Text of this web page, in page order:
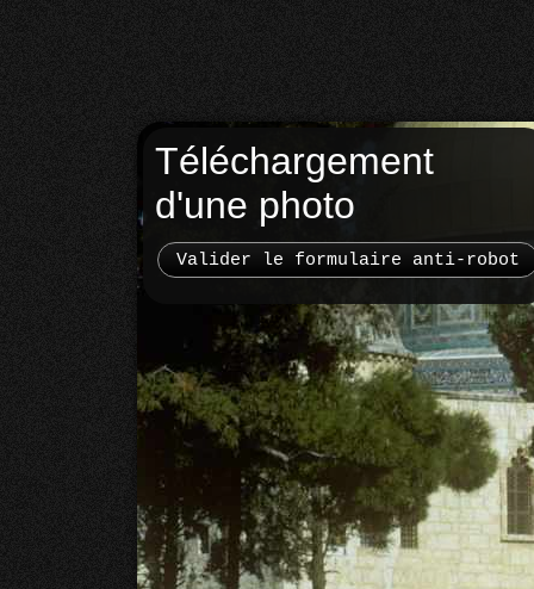
Téléchargement
d'une photo